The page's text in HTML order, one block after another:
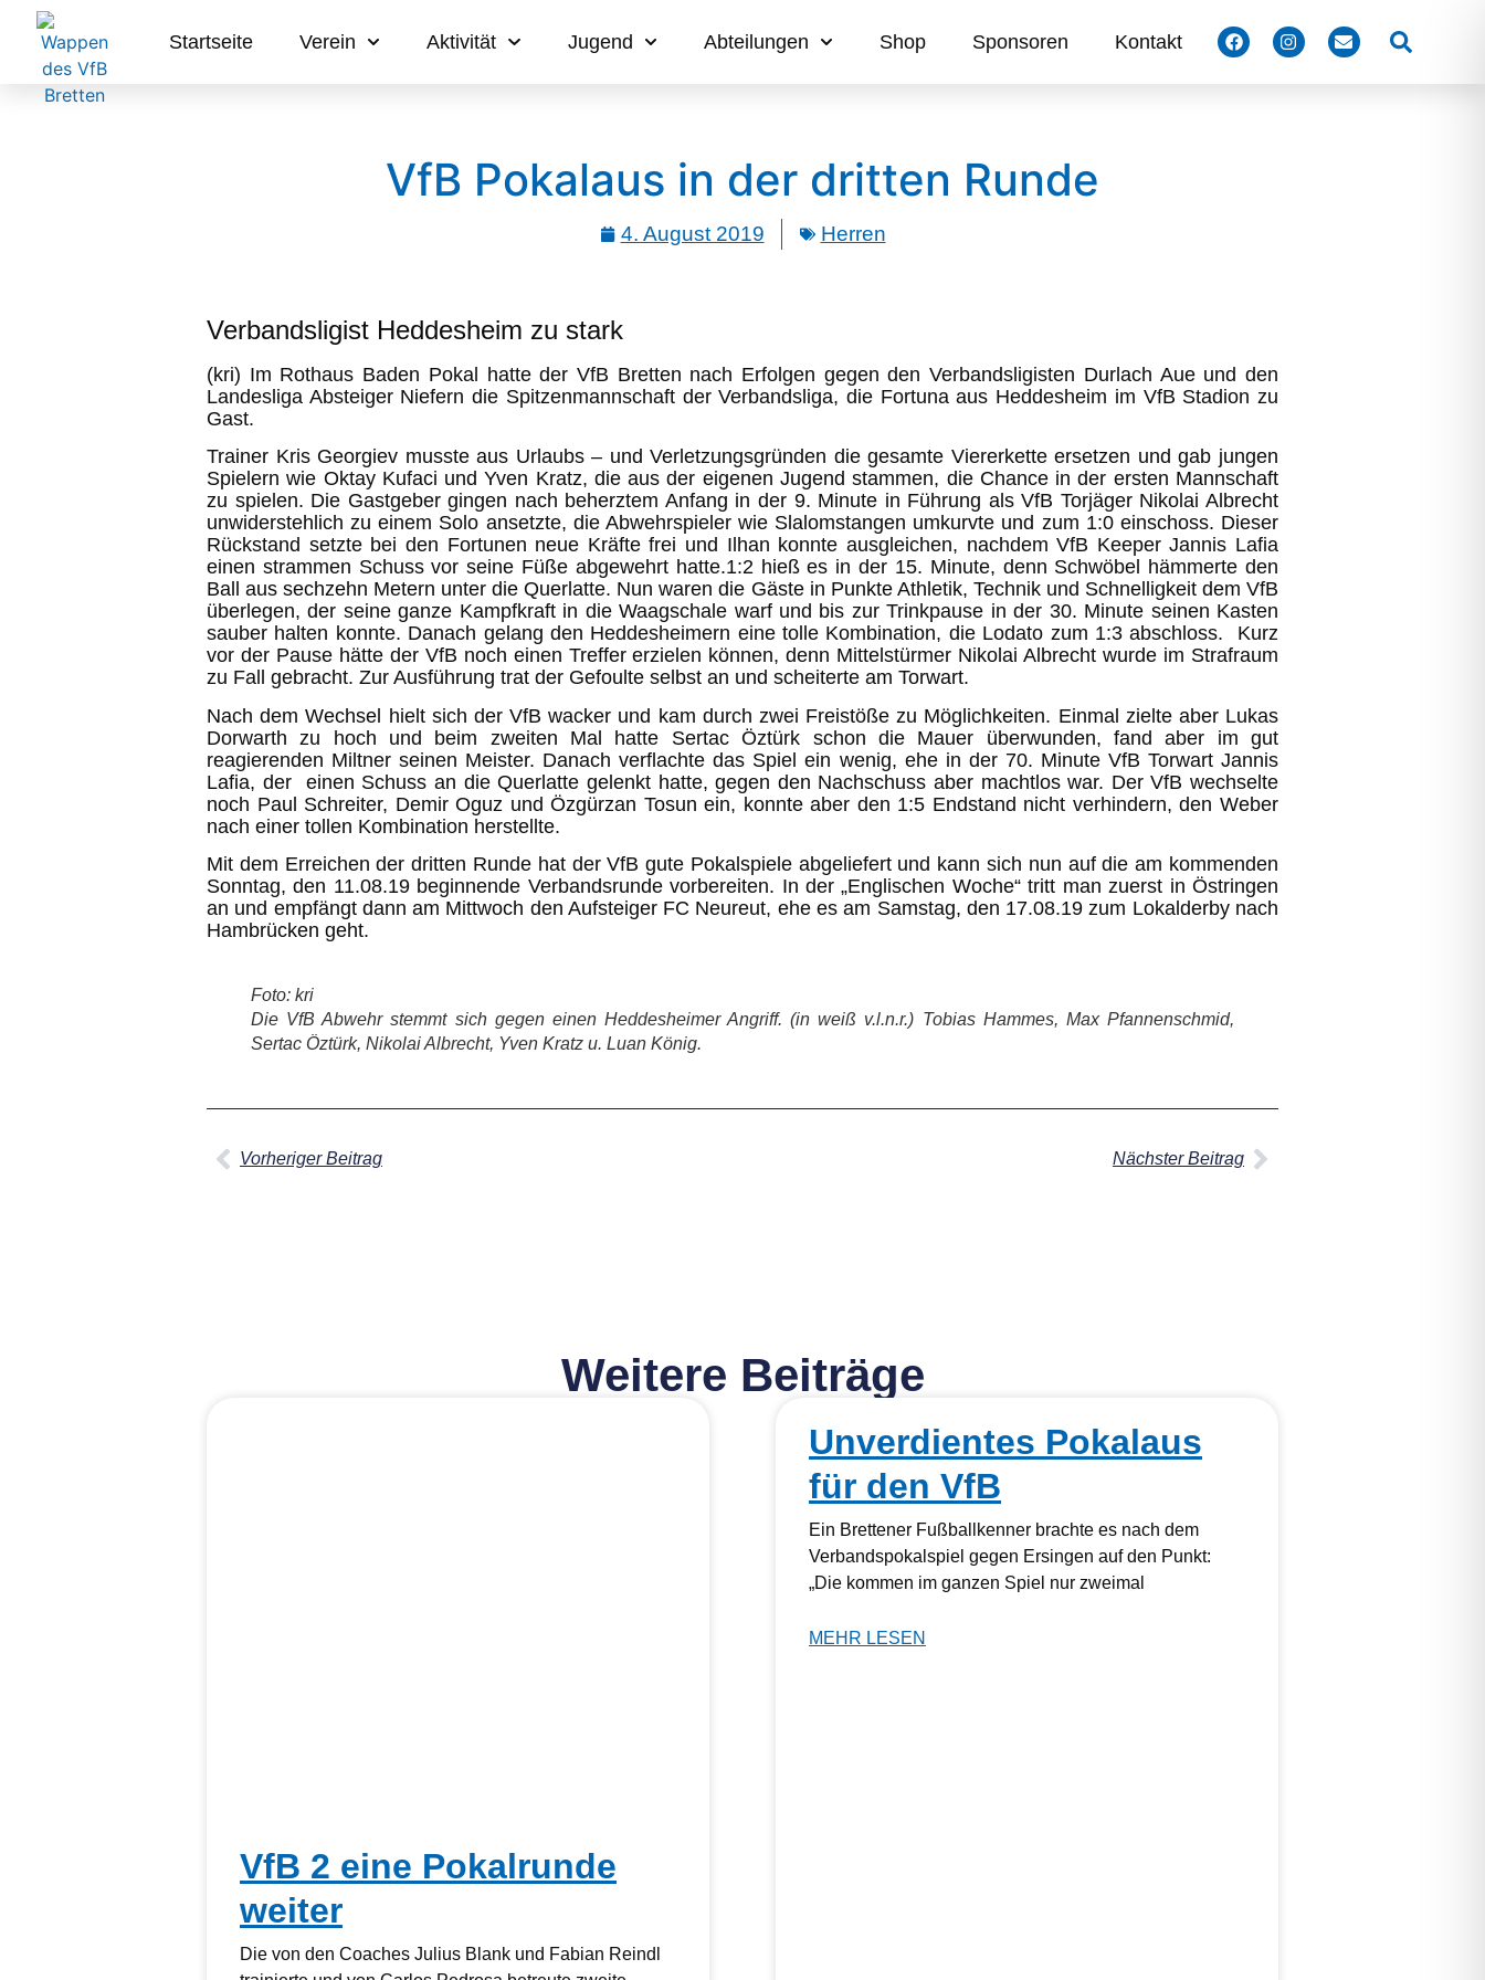
Startseite Verein Aktivität Jugend Abteilungen Shop Sponsoren Kontakt Suchen
VfB Pokalaus in der dritten Runde
4. August 2019 Herren
Verbandsligist Heddesheim zu stark
(kri) Im Rothaus Baden Pokal hatte der VfB Bretten nach Erfolgen gegen den Verbandsligisten Durlach Aue und den
Landesliga Absteiger Niefern die Spitzenmannschaft der Verbandsliga, die Fortuna aus Heddesheim im VfB Stadion zu
Gast.
Trainer Kris Georgiev musste aus Urlaubs – und Verletzungsgründen die gesamte Viererkette ersetzen und gab jungen
Spielern wie Oktay Kufaci und Yven Kratz, die aus der eigenen Jugend stammen, die Chance in der ersten Mannschaft
zu spielen. Die Gastgeber gingen nach beherztem Anfang in der 9. Minute in Führung als VfB Torjäger Nikolai Albrecht
unwiderstehlich zu einem Solo ansetzte, die Abwehrspieler wie Slalomstangen umkurvte und zum 1:0 einschoss. Dieser
Rückstand setzte bei den Fortunen neue Kräfte frei und Ilhan konnte ausgleichen, nachdem VfB Keeper Jannis Lafia
einen strammen Schuss vor seine Füße abgewehrt hatte.1:2 hieß es in der 15. Minute, denn Schwöbel hämmerte den
Ball aus sechzehn Metern unter die Querlatte. Nun waren die Gäste in Punkte Athletik, Technik und Schnelligkeit dem VfB
überlegen, der seine ganze Kampfkraft in die Waagschale warf und bis zur Trinkpause in der 30. Minute seinen Kasten
sauber halten konnte. Danach gelang den Heddesheimern eine tolle Kombination, die Lodato zum 1:3 abschloss. Kurz
vor der Pause hätte der VfB noch einen Treffer erzielen können, denn Mittelstürmer Nikolai Albrecht wurde im Strafraum
zu Fall gebracht. Zur Ausführung trat der Gefoulte selbst an und scheiterte am Torwart.
Nach dem Wechsel hielt sich der VfB wacker und kam durch zwei Freistöße zu Möglichkeiten. Einmal zielte aber Lukas
Dorwarth zu hoch und beim zweiten Mal hatte Sertac Öztürk schon die Mauer überwunden, fand aber im gut
reagierenden Miltner seinen Meister. Danach verflachte das Spiel ein wenig, ehe in der 70. Minute VfB Torwart Jannis
Lafia, der einen Schuss an die Querlatte gelenkt hatte, gegen den Nachschuss aber machtlos war. Der VfB wechselte
noch Paul Schreiter, Demir Oguz und Özgürzan Tosun ein, konnte aber den 1:5 Endstand nicht verhindern, den Weber
nach einer tollen Kombination herstellte.
Mit dem Erreichen der dritten Runde hat der VfB gute Pokalspiele abgeliefert und kann sich nun auf die am kommenden
Sonntag, den 11.08.19 beginnende Verbandsrunde vorbereiten. In der „Englischen Woche“ tritt man zuerst in Östringen
an und empfängt dann am Mittwoch den Aufsteiger FC Neureut, ehe es am Samstag, den 17.08.19 zum Lokalderby nach
Hambrücken geht.
Foto: kri
Die VfB Abwehr stemmt sich gegen einen Heddesheimer Angriff. (in weiß v.l.n.r.) Tobias Hammes, Max Pfannenschmid,
Sertac Öztürk, Nikolai Albrecht, Yven Kratz u. Luan König.
Vorheriger Beitrag Nächster Beitrag
Weitere Beiträge
VfB 2 eine Pokalrunde
weiter
Die von den Coaches Julius Blank und Fabian Reindl
Unverdientes Pokalaus
für den VfB
Ein Brettener Fußballkenner brachte es nach dem
Verbandspokalspiel gegen Ersingen auf den Punkt:
„Die kommen im ganzen Spiel nur zweimal
MEHR LESEN